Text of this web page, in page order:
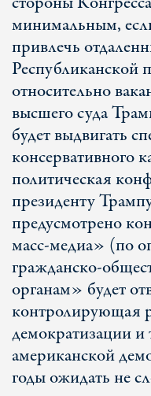
минимальным,
привлечь
Республиканской
относительно
высшего суда
будет выдвигать
консервативного
политическая
президенту
предусмотрено
масс-медиа» (по
гражданско-
органам» будет
контролирующая
демократизации и
американской
годы ожидать не